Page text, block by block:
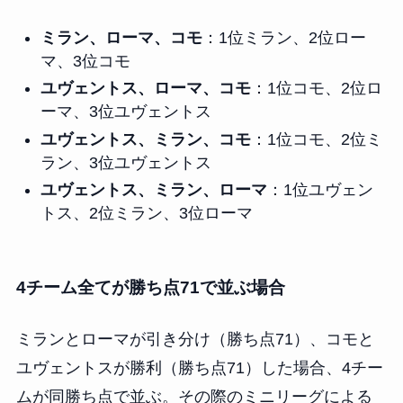
ミラン、ローマ、コモ：1位ミラン、2位ロー
マ、3位コモ
ユヴェントス、ローマ、コモ：1位コモ、2位ロ
ーマ、3位ユヴェントス
ユヴェントス、ミラン、コモ：1位コモ、2位ミ
ラン、3位ユヴェントス
ユヴェントス、ミラン、ローマ ：1位ユヴェン
トス、2位ミラン、3位ローマ
4チーム全てが勝ち点71で並ぶ場合
ミランとローマが引き分け（勝ち点71）、コモと
ユヴェントスが勝利（勝ち点71）した場合、4チー
ムが同勝ち点で並ぶ。その際のミニリーグによる